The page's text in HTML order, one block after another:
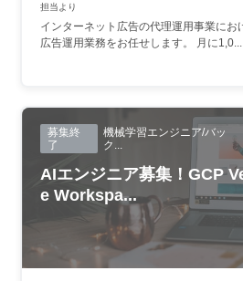
担当より
インターネット広告の代理運用事業にお
広告運用業務をお任せします。 月に1,0...
募集終
了
機械学習エンジニア/バッ
ク...
AIエンジニア募集！GCP
e Workspa...